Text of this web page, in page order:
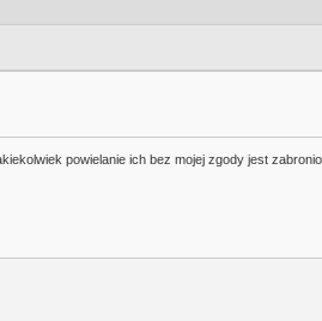
powielanie ich bez mojej zgody jest